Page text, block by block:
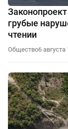
грубые
чтении
Общество6 августа